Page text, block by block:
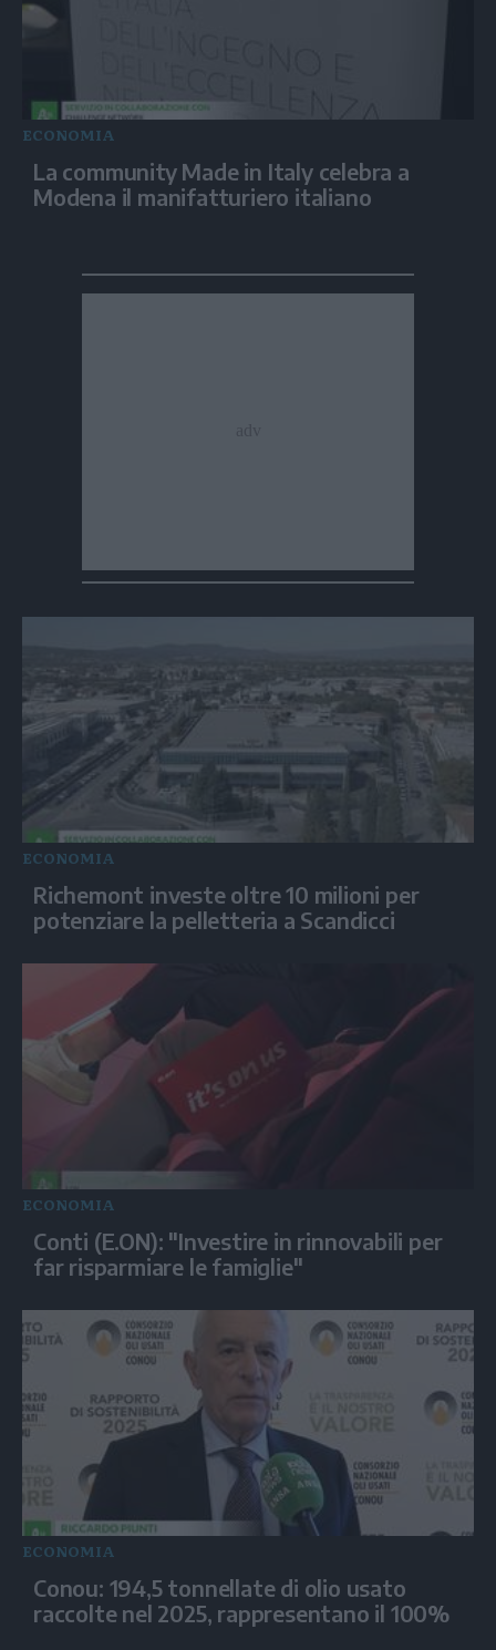
ECONOMIA
La community Made in Italy celebra a
Modena il manifatturiero italiano
ECONOMIA
Richemont investe oltre 10 milioni per
potenziare la pelletteria a Scandicci
ECONOMIA
Conti (E.ON): "Investire in rinnovabili per
far risparmiare le famiglie"
ECONOMIA
Conou: 194,5 tonnellate di olio usato
raccolte nel 2025, rappresentano il 100%